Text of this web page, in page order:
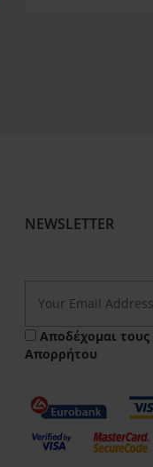
NEWSLETTER
Αποδέχομαι τους
Απορρήτου